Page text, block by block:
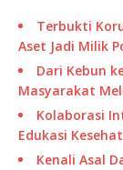
Terbukti
Aset Jadi Milik
Dari Kebun
Masyarakat
Kolaborasi
Edukasi
Kenali Asal